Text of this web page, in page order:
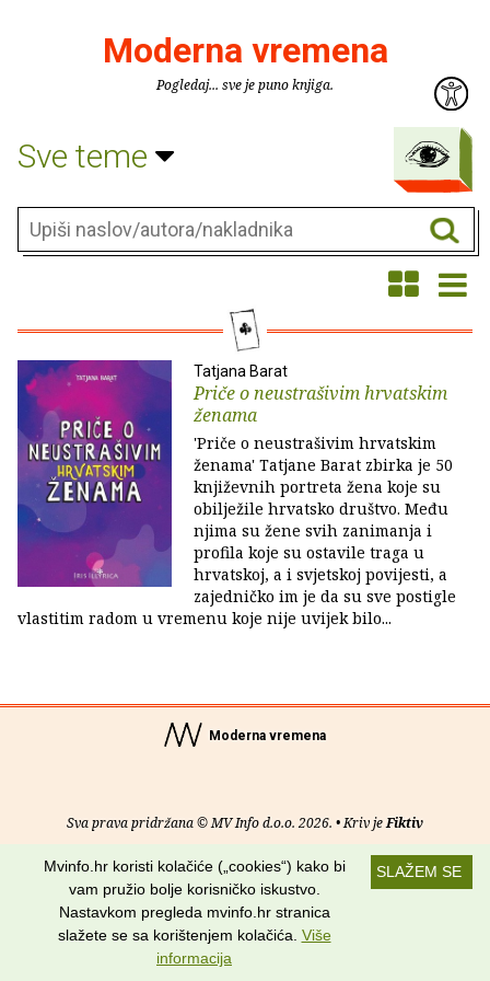
Moderna vremena
Pogledaj... sve je puno knjiga.
Sve teme
Tatjana Barat
Priče o neustrašivim hrvatskim
ženama
'Priče o neustrašivim hrvatskim
ženama' Tatjane Barat zbirka je 50
književnih portreta žena koje su
obilježile hrvatsko društvo. Među
njima su žene svih zanimanja i
profila koje su ostavile traga u
hrvatskoj, a i svjetskoj povijesti, a
zajedničko im je da su sve postigle
vlastitim radom u vremenu koje nije uvijek bilo...
Moderna vremena
Sva prava pridržana © MV Info d.o.o. 2026. • Kriv jeFiktiv
O nama• Pomoć•Uvjeti korištenja•RSS kanali
Potraži nas na:
SLAŽEM SE
Mvinfo.hr koristi kolačiće („cookies“) kako bi
vam pružio bolje korisničko iskustvo.
Nastavkom pregleda mvinfo.hr stranica
slažete se sa korištenjem kolačića. Više
informacija